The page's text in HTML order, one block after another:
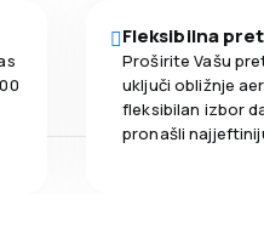
Fleksibilna
Proširite Vašu
uključi obližnje
fleksibilan izbor
pronašli